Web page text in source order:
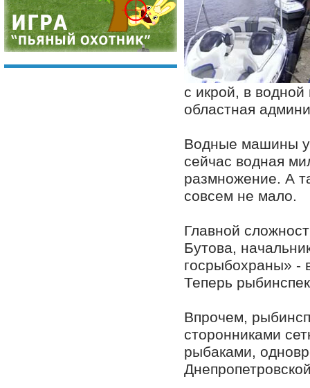
с икрой, в
областная
Водные машины
сейчас водная
размножение. А
совсем не мало.
Главной
Бутова,
госрыбохраны» -
Теперь
Впрочем,
сторонниками
рыбаками,